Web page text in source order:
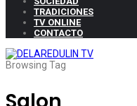
TRADICIONES
TV ONLINE
CONTACTO
Browsing Tag